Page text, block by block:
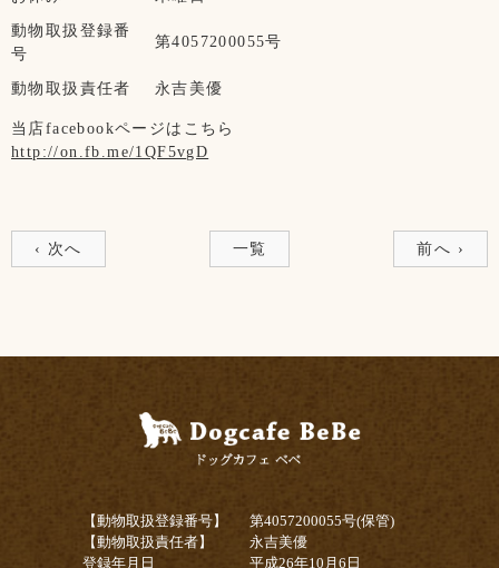
動物取扱登録番
号
第4057200055号
動物取扱責任者 永吉美優
当店facebookページはこちら
http://on.fb.me/1QF5vgD
‹ 次へ 前へ ›
一覧
【動物取扱登録番号】
第4057200055号(保管)
【動物取扱責任者】
永吉美優
登録年月日
平成26年10月6日